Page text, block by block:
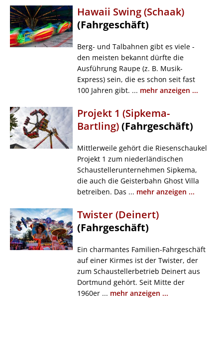
Hawaii Swing (Schaak)
(Fahrgeschäft)
Berg- und Talbahnen gibt es viele -
den meisten bekannt dürfte die
Ausführung Raupe (z. B. Musik-
Express) sein, die es schon seit fast
100 Jahren gibt. ... mehr anzeigen ...
Projekt 1 (Sipkema-
Bartling)(Fahrgeschäft)
Mittlerweile gehört die Riesenschaukel
Projekt 1 zum niederländischen
Schaustellerunternehmen Sipkema,
die auch die Geisterbahn Ghost Villa
betreiben. Das ... mehr anzeigen ...
Twister (Deinert)
(Fahrgeschäft)
Ein charmantes Familien-Fahrgeschäft
auf einer Kirmes ist der Twister, der
zum Schaustellerbetrieb Deinert aus
Dortmund gehört. Seit Mitte der
1960er ... mehr anzeigen ...